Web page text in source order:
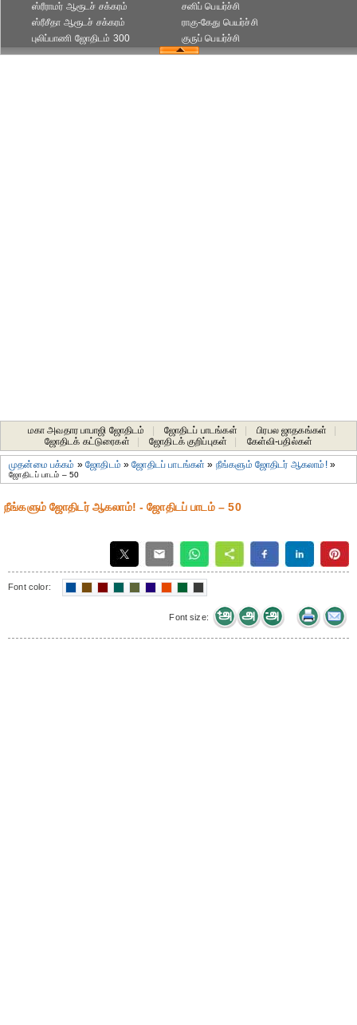
ஸ்ரீராமர் ஆரூடச் சக்கரம்
ஸ்ரீசீதா ஆரூடச் சக்கரம்
புலிப்பாணி ஜோதிடம் 300
சனிப் பெயர்ச்சி
ராகு-கேது பெயர்ச்சி
குருப் பெயர்ச்சி
மகா அவதார பாபாஜி ஜோதிடம் ஜோதிடப் பாடங்கள் பிரபல ஜாதகங்கள்
ஜோதிடக் கட்டுரைகள்
ஜோதிடக் குறிப்புகள் கேள்வி-பதில்கள்
முதன்மை பக்கம் »ஜோதிடம் »ஜோதிடப் பாடங்கள் » நீங்களும் ஜோதிடர் ஆகலாம்!»
ஜோதிடப் பாடம் – 50
நீங்களும் ஜோதிடர் ஆகலாம்! - ஜோதிடப் பாடம் – 50
Font color:
Font size: